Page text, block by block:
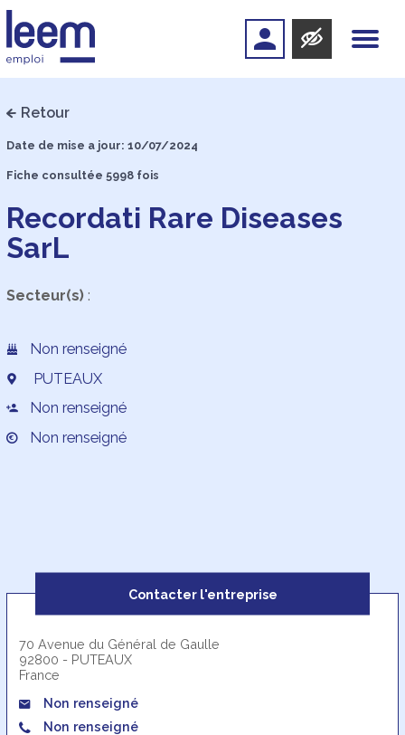
Retour
Date de mise a jour: 10/07/2024
Fiche consultée 5998 fois
Recordati Rare Diseases
SarL
Secteur(s):
Non renseigné
PUTEAUX
Non renseigné
Non renseigné
Contacter l'entreprise
70 Avenue du Général de Gaulle
92800 - PUTEAUX
France
Non renseigné
Non renseigné